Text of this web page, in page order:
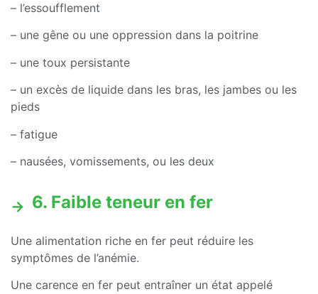
– l’essoufflement
– une gêne ou une oppression dans la poitrine
– une toux persistante
– un excès de liquide dans les bras, les jambes ou les
pieds
– fatigue
– nausées, vomissements, ou les deux
6. Faible teneur en fer
Une alimentation riche en fer peut réduire les
symptômes de l’anémie.
Une carence en fer peut entraîner un état appelé